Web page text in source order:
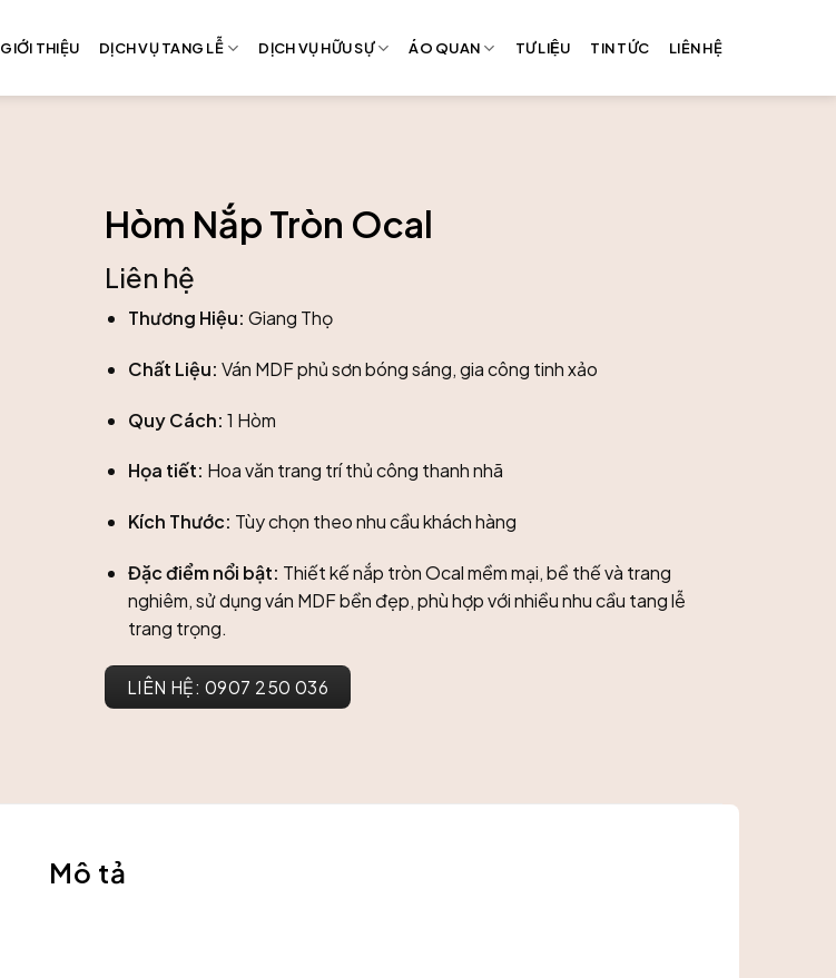
GIỚI THIỆU DỊCH VỤ TANG LỄ DỊCH VỤ HỮU SỰ ÁO QUAN TƯ LIỆU TIN TỨC LIÊN HỆ
Hòm Nắp Tròn Ocal
Liên hệ
Thương Hiệu: Giang Thọ
Chất Liệu: Ván MDF phủ sơn bóng sáng, gia công tinh xảo
Quy Cách: 1 Hòm
Họa tiết: Hoa văn trang trí thủ công thanh nhã
Kích Thước: Tùy chọn theo nhu cầu khách hàng
Đặc điểm nổi bật: Thiết kế nắp tròn Ocal mềm mại, bề thế và trang
nghiêm, sử dụng ván MDF bền đẹp, phù hợp với nhiều nhu cầu tang lễ
trang trọng.
LIÊN HỆ: 0907 250 036
Mô tả